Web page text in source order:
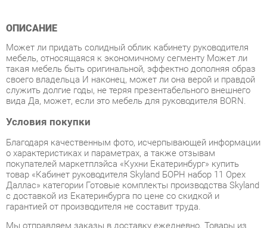
такая мебель быть оригинальной, эффектно дополняя образ
служить долгие годы, не теряя презентабельного внешнего
вида Да, может, если это мебель для руководителя BORN.
Условия покупки
Благодаря качественным фото, исчерпывающей информации
покупателей маркетплэйса «Кухни Екатеринбург» купить
Даллас» категории Готовые комплекты производства Skyland
с доставкой из Екатеринбурга по цене со скидкой и
гарантией от производителя не составит труда.
Мы отправляем заказы в доставку ежедневно. Товары из
ассортимента в наличии на складе в Екатеринбурге вы
получите не позднее48-ми часовс момента оформления
заказа. Дополнительно вы можете заказать подъём на этаж
и сборку мебельных изделий.